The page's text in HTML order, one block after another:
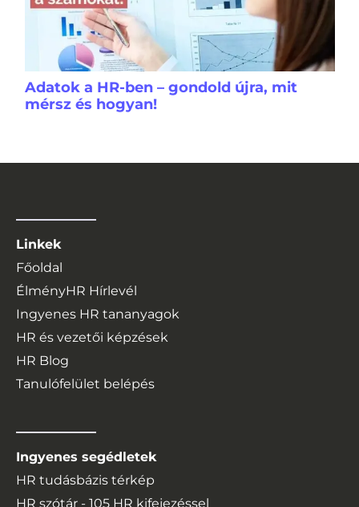
Adatok a HR-ben – gondold újra, mit
mérsz és hogyan!
Linkek
Főoldal
ÉlményHR Hírlevél
Ingyenes HR tananyagok
HR és vezetői képzések
HR Blog
Tanulófelület belépés
Ingyenes segédletek
HR tudásbázis térkép
HR szótár - 105 HR kifejezéssel